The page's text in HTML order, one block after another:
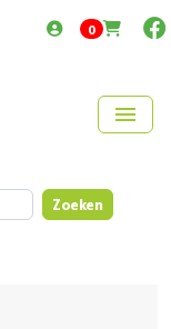
0items in cart
menu
Zoeken